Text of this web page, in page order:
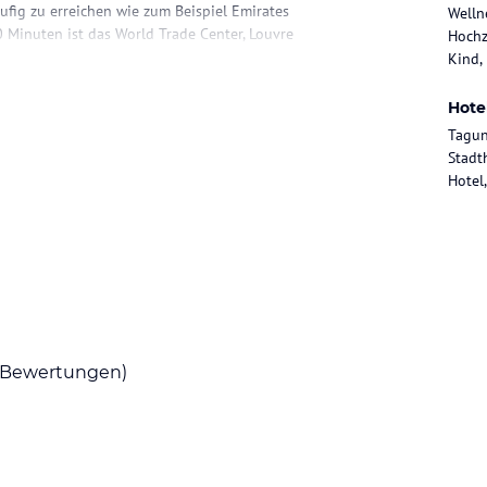
Kind,
zu erreichen wie zum Beispiel Emirates
ist das World Trade Center, Louvre
Der Abu Dhabi International Airport
ein privates Spa und einen faszinierenden
Lounges mit Indoor und Outdoor
Bewertungen)